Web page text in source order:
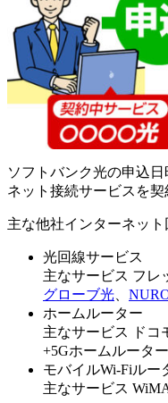
ソフトバンク光の申込
ネット接続サービスを契
主な他社インターネット
光回線サービス
主なサービス フレ
グローブ光
ホームルーター
主なサービス
ドコ
+5Gホームルータ
モバイルWi-Fiルー
主なサービス